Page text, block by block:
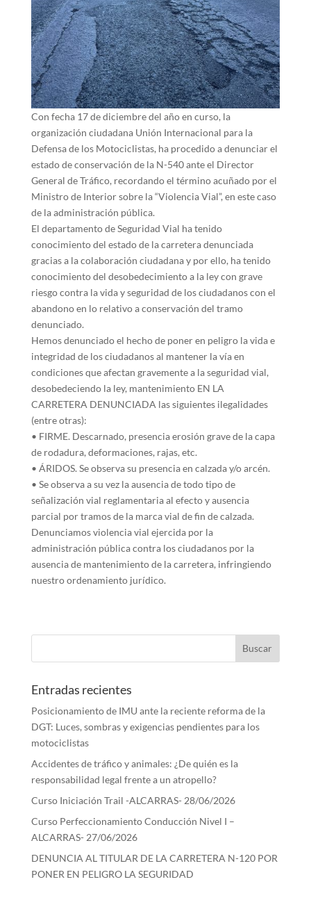
Con fecha 17 de diciembre del año en curso, la
organización ciudadana Unión Internacional para la
Defensa de los Motociclistas, ha procedido a denunciar el
estado de conservación de la N-540 ante el Director
General de Tráfico, recordando el término acuñado por el
Ministro de Interior sobre la “Violencia Vial”, en este caso
de la administración pública.
El departamento de Seguridad Vial ha tenido
conocimiento del estado de la carretera denunciada
gracias a la colaboración ciudadana y por ello, ha tenido
conocimiento del desobedecimiento a la ley con grave
riesgo contra la vida y seguridad de los ciudadanos con el
abandono en lo relativo a conservación del tramo
denunciado.
Hemos denunciado el hecho de poner en peligro la vida e
integridad de los ciudadanos al mantener la vía en
condiciones que afectan gravemente a la seguridad vial,
desobedeciendo la ley, mantenimiento EN LA
CARRETERA DENUNCIADA las siguientes ilegalidades
(entre otras):
• FIRME. Descarnado, presencia erosión grave de la capa
de rodadura, deformaciones, rajas, etc.
• ÁRIDOS. Se observa su presencia en calzada y/o arcén.
• Se observa a su vez la ausencia de todo tipo de
señalización vial reglamentaria al efecto y ausencia
parcial por tramos de la marca vial de fin de calzada.
Denunciamos violencia vial ejercida por la
administración pública contra los ciudadanos por la
ausencia de mantenimiento de la carretera, infringiendo
nuestro ordenamiento jurídico.
Entradas recientes
Posicionamiento de IMU ante la reciente reforma de la
DGT: Luces, sombras y exigencias pendientes para los
motociclistas
Accidentes de tráfico y animales: ¿De quién es la
responsabilidad legal frente a un atropello?
Curso Iniciación Trail -ALCARRAS- 28/06/2026
Curso Perfeccionamiento Conducción Nivel I –
ALCARRAS- 27/06/2026
DENUNCIA AL TITULAR DE LA CARRETERA N-120 POR
PONER EN PELIGRO LA SEGURIDAD